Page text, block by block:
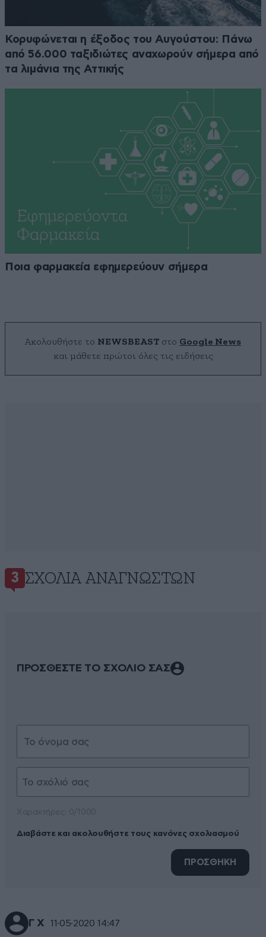
Κορυφώνεται η έξοδος του Αυγούστου: Πάνω
από 56.000 ταξιδιώτες αναχωρούν σήμερα από
τα λιμάνια της Αττικής
Ποια φαρμακεία εφημερεύουν σήμερα
Ακολουθήστε το NEWSBEAST στο Google News
και μάθετε πρώτοι όλες τις ειδήσεις
3 ΣΧΌΛΙΑ ΑΝΑΓΝΩΣΤΏΝ
ΠΡΟΣΘΕΣΤΕ ΤΟ ΣΧΟΛΙΟ ΣΑΣ
Διαβάστε και ακολουθήστε τους κανόνες σχολιασμού
ΠΡΟΣΘΗΚΗ
Γ Χ 11·05·2020 14:47